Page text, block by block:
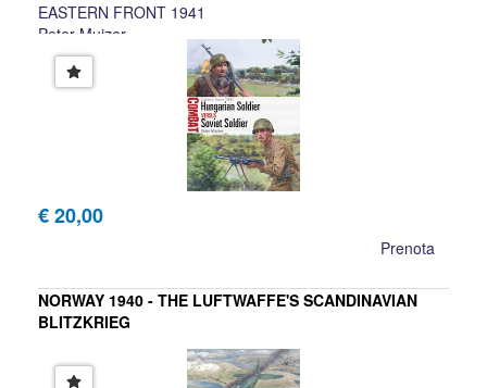
EASTERN FRONT 1941
Peter Mujzer
€ 20,00
Prenota
NORWAY 1940 - THE LUFTWAFFE'S SCANDINAVIAN
BLITZKRIEG
James S. Corum